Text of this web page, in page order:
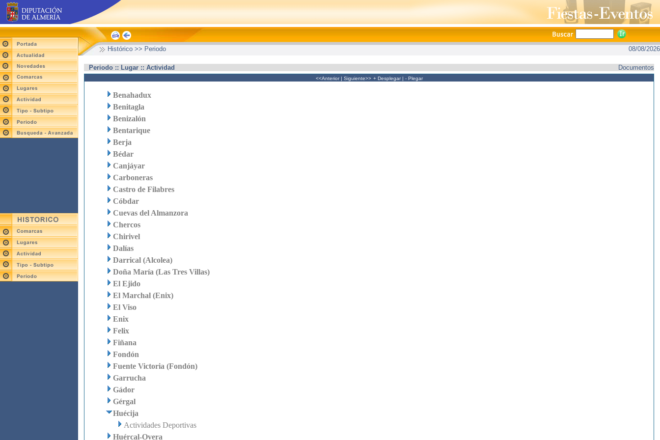
Histórico >> Periodo 08/08/2026
Periodo :: Lugar :: Actividad Documentos
<<Anterior| Siguiente>> + Desplegar| - Plegar
Benahadux
Benitagla
Benizalón
Bentarique
Berja
Bédar
Canjáyar
Carboneras
Castro de Filabres
Cóbdar
Cuevas del Almanzora
Chercos
Chirivel
Dalías
Darrical (Alcolea)
Doña María (Las Tres Villas)
El Ejido
El Marchal (Enix)
El Viso
Enix
Felix
Fiñana
Fondón
Fuente Victoria (Fondón)
Garrucha
Gádor
Gérgal
Huécija
Actividades Deportivas
Huércal-Overa